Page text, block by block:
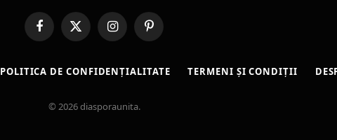
FacebookX
(Twitter)
InstagramPinterest
POLITICA DE CONFIDENȚIALITATE TERMENI ȘI CONDIȚII
© 2026 diasporaunita.